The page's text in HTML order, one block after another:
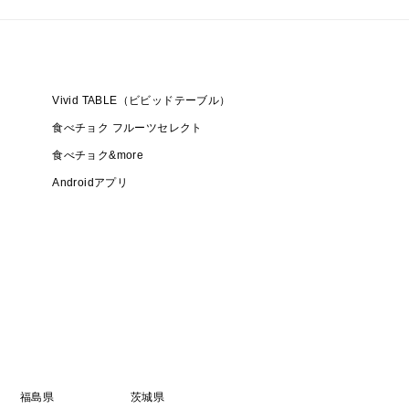
り物に最適』です。
感に変わります。
いです。
りますが、ぐっとがまん。
場合（渋戻り）があります。
Vivid TABLE（ビビッドテーブル）
食べチョク フルーツセレクト
食べチョク&more
Androidアプリ
福島県 茨城県